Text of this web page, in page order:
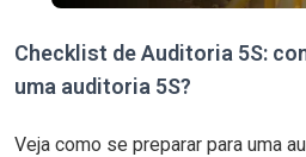
Checklist de Auditoria 5S:
uma auditoria 5S?
Veja como se preparar para uma